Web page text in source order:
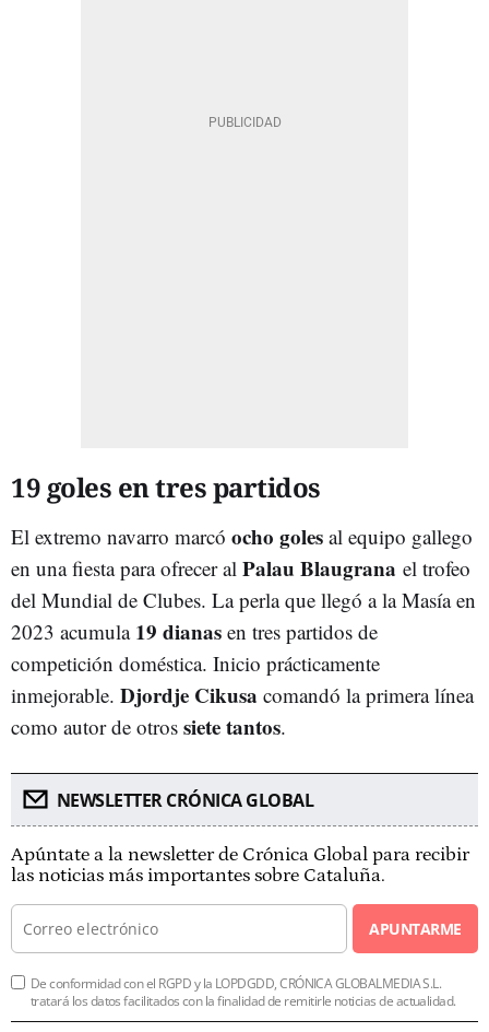
19 goles en tres partidos
El extremo navarro marcó ocho goles al equipo gallego
en una fiesta para ofrecer al Palau Blaugrana el trofeo
del Mundial de Clubes. La perla que llegó a la Masía en
2023 acumula19 dianas en tres partidos de
competición doméstica. Inicio prácticamente
inmejorable. Djordje Cikusa comandó la primera línea
como autor de otros siete tantos.
NEWSLETTER CRÓNICA GLOBAL
Apúntate a la newsletter de Crónica Global para recibir
las noticias más importantes sobre Cataluña.
APUNTARME
De conformidad con el RGPD y la LOPDGDD, CRÓNICA GLOBALMEDIA S.L.
tratará los datos facilitados con la finalidad de remitirle noticias de actualidad.